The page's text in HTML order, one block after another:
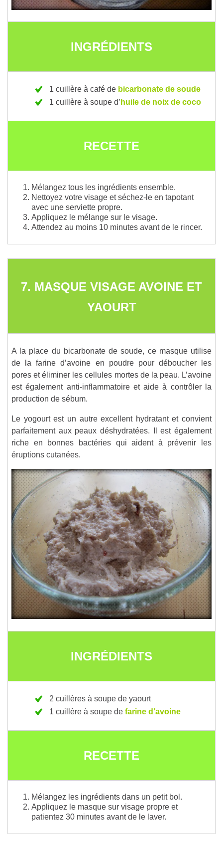
INGRÉDIENTS
1 cuillère à café de bicarbonate de soude
1 cuillère à soupe d’ huile de noix de coco
RECETTE
Mélangez tous les ingrédients ensemble.
Nettoyez votre visage et séchez-le en tapotant
avec une serviette propre.
Appliquez le mélange sur le visage.
Attendez au moins 10 minutes avant de le rincer.
7. MASQUE VISAGE AVOINE ET
YAOURT
A la place du bicarbonate de soude, ce masque utilise
de la farine d’avoine en poudre pour déboucher les
pores et éliminer les cellules mortes de la peau. L’avoine
est également anti-inflammatoire et aide à contrôler la
production de sébum.
Le yogourt est un autre excellent hydratant et convient
parfaitement aux peaux déshydratées. Il est également
riche en bonnes bactéries qui aident à prévenir les
éruptions cutanées.
INGRÉDIENTS
2 cuillères à soupe de yaourt
1 cuillère à soupe de farine d’avoine
RECETTE
Mélangez les ingrédients dans un petit bol.
Appliquez le masque sur visage propre et
patientez 30 minutes avant de le laver.